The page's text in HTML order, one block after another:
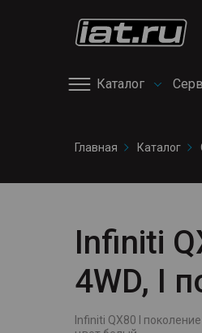
Каталог
сервис
Снегоходы
Квадроциклы
Главная Каталог
Infiniti
4WD, I
Infiniti QX80 I